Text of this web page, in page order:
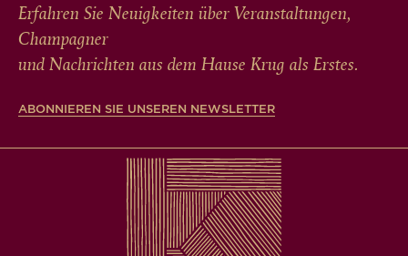
Erfahren Sie Neuigkeiten über Veranstaltungen,
Champagner
und Nachrichten aus dem Hause Krug als Erstes.
ABONNIEREN SIE UNSEREN NEWSLETTER